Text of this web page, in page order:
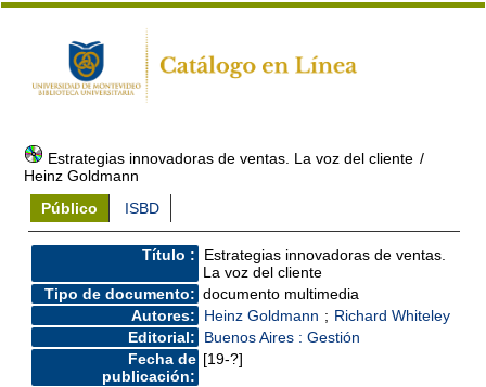
Estrategias innovadoras de ventas. La voz del cliente /
Heinz Goldmann
Público
ISBD
Título :
Estrategias innovadoras de ventas.
La voz del cliente
Tipo de documento: documento multimedia
Autores:
Heinz Goldmann ; Richard Whiteley
Editorial:
Buenos Aires : Gestión
Fecha de
publicación:
[19-?]